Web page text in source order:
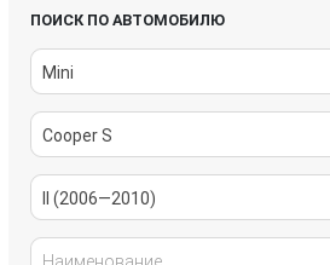
ПОИСК ПО АВТОМОБИЛЮ
Mini
Cooper S
II (2006—2010)
Наименование